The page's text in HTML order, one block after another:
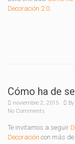
Decoración 2.0.
Cómo ha de
noviembre 2, 2015 By
No Comments
Te invitamos a seguir
Decoración con más